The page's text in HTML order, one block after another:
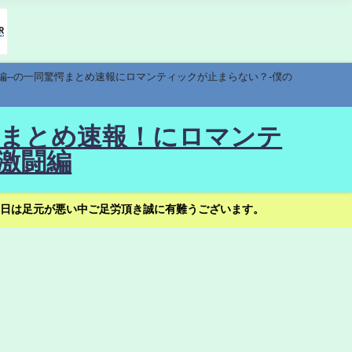
の一同驚愕まとめ速報にロマンティックが止まらない？-僕の
とめ速報！にロマンテ
闘編
足元が悪い中ご足労頂き誠に有難うございます。